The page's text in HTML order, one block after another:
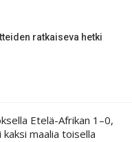
ratkaiseva hetki
Etelä-Afrikan 1–0,
maalia toisella